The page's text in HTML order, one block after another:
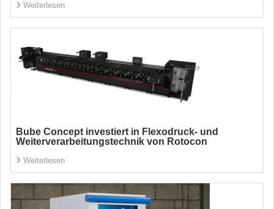
Weiterlesen
Bube Concept investiert in Flexodruck- und
Weiterverarbeitungstechnik von Rotocon
Weiterlesen